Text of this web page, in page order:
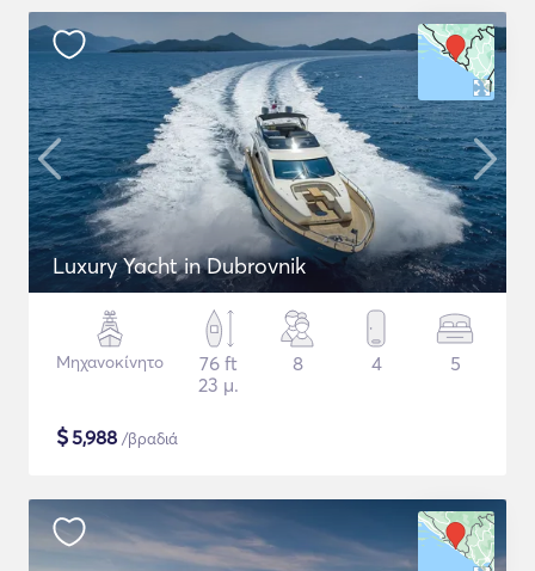
Luxury Yacht in Dubrovnik
Μηχανοκίνητο
76 ft
23 μ.
8 4 5
$5,988 /βραδιά